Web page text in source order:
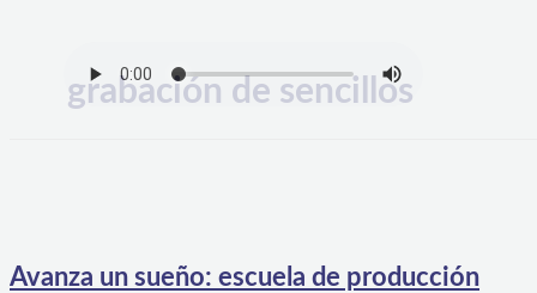
grabación de sencillos
Avanza un sueño: escuela de producción